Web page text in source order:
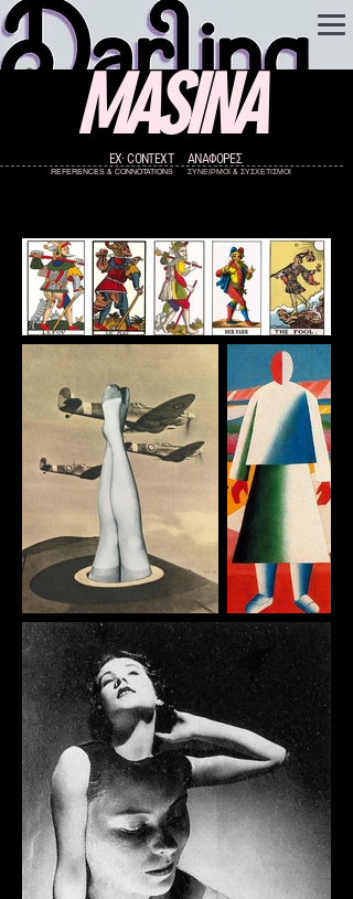
MASINA
EX· CONTEXT
REFERENCES & CONNOTATIONS
ΑΝΑΦΟΡΕΣ
ΣΥΝΕΙΡΜΟΙ & ΣΥΣΧΕΤΙΣΜΟΙ